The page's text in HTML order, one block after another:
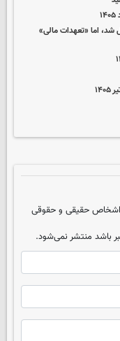
واحد تحویل شد، اما «تعهدات مالی»
اشخاص حقیقی و حقوقی
باشد منتشر نمی‌شود.